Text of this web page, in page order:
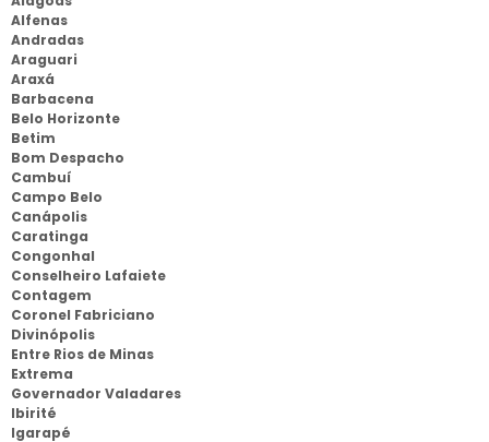
Alfenas
Andradas
Araguari
Araxá
Barbacena
Belo Horizonte
Betim
Bom Despacho
Cambuí
Campo Belo
Canápolis
Caratinga
Congonhal
Conselheiro Lafaiete
Contagem
Coronel Fabriciano
Divinópolis
Entre Rios de Minas
Extrema
Governador Valadares
Ibirité
Igarapé